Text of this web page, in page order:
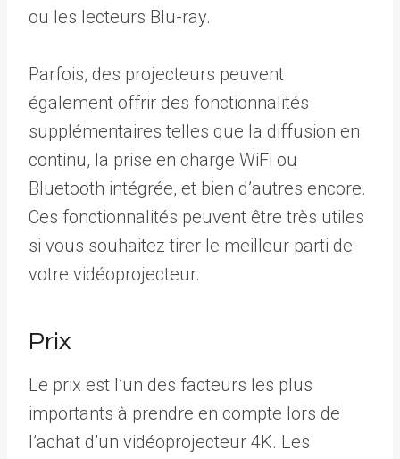
ou les lecteurs Blu-ray.
Parfois, des projecteurs peuvent
également offrir des fonctionnalités
supplémentaires telles que la diffusion en
continu, la prise en charge WiFi ou
Bluetooth intégrée, et bien d’autres encore.
Ces fonctionnalités peuvent être très utiles
si vous souhaitez tirer le meilleur parti de
votre vidéoprojecteur.
Prix
Le prix est l’un des facteurs les plus
importants à prendre en compte lors de
l’achat d’un vidéoprojecteur 4K. Les